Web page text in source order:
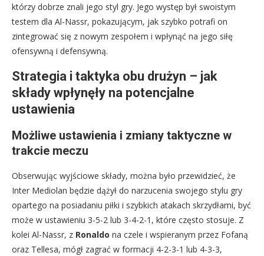
którzy dobrze znali jego styl gry. Jego występ był swoistym
testem dla Al-Nassr, pokazującym, jak szybko potrafi on
zintegrować się z nowym zespołem i wpłynąć na jego siłę
ofensywną i defensywną.
Strategia i taktyka obu drużyn – jak
składy wpłynęły na potencjalne
ustawienia
Możliwe ustawienia i zmiany taktyczne w
trakcie meczu
Obserwując wyjściowe składy, można było przewidzieć, że
Inter Mediolan będzie dążył do narzucenia swojego stylu gry
opartego na posiadaniu piłki i szybkich atakach skrzydłami, być
może w ustawieniu 3-5-2 lub 3-4-2-1, które często stosuje. Z
kolei Al-Nassr, z Ronaldo na czele i wspieranym przez Fofaną
oraz Tellesa, mógł zagrać w formacji 4-2-3-1 lub 4-3-3,